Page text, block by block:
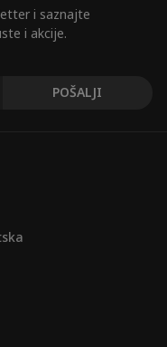
i saznajte
i akcije.